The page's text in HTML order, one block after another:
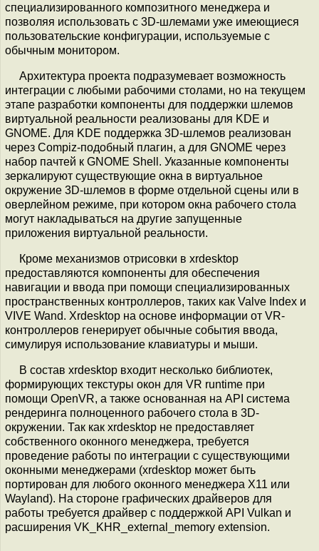
специализированного композитного менеджера и
позволяя использовать с 3D-шлемами уже имеющиеся
пользовательские конфигурации, используемые с
обычным монитором.
Архитектура проекта подразумевает возможность
интеграции с любыми рабочими столами, но на текущем
этапе разработки компоненты для поддержки шлемов
виртуальной реальности реализованы для KDE и
GNOME. Для KDE поддержка 3D-шлемов реализован
через Compiz-подобный плагин, а для GNOME через
набор пачтей к GNOME Shell. Указанные компоненты
зеркалируют существующие окна в виртуальное
окружение 3D-шлемов в форме отдельной сцены или в
оверлейном режиме, при котором окна рабочего стола
могут накладываться на другие запущенные
приложения виртуальной реальности.
Кроме механизмов отрисовки в xrdesktop
предоставляются компоненты для обеспечения
навигации и ввода при помощи специализированных
пространственных контроллеров, таких как Valve Index и
VIVE Wand. Xrdesktop на основе информации от VR-
контроллеров генерирует обычные события ввода,
симулируя использование клавиатуры и мыши.
В состав xrdesktop входит несколько библиотек,
формирующих текстуры окон для VR runtime при
помощи OpenVR, а также основанная на API система
рендеринга полноценного рабочего стола в 3D-
окружении. Так как xrdesktop не предоставляет
собственного оконного менеджера, требуется
проведение работы по интеграции с существующими
оконными менеджерами (xrdesktop может быть
портирован для любого оконного менеджера X11 или
Wayland). На стороне графических драйверов для
работы требуется драйвер с поддержкой API Vulkan и
расширения VK_KHR_external_memory extension.